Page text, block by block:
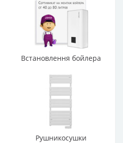
Встановлення бойлера
Рушникосушки